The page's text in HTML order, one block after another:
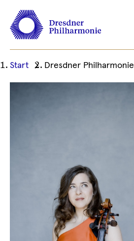
Ihre
Start Dresdner Philharmonie